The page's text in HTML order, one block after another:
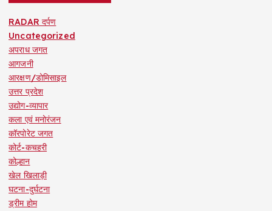
RADAR दर्पण
Uncategorized
अपराध जगत
आगजनी
आरक्षण/डोमिसाइल
उत्तर प्रदेश
उद्योग-व्यापार
कला एवं मनोरंजन
कॉरपोरेट जगत
कोर्ट-कचहरी
कोल्हान
खेल खिलाड़ी
घटना-दुर्घटना
ड्रीम होम